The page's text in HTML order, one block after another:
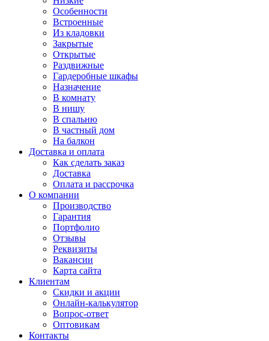
Особенности
Встроенные
Из кладовки
Закрытые
Открытые
Раздвижные
Гардеробные шкафы
Назначение
В комнату
В нишу
В спальню
В частный дом
На балкон
Доставка и оплата
Как сделать заказ
Доставка
Оплата и рассрочка
О компании
Производство
Гарантия
Портфолио
Отзывы
Реквизиты
Вакансии
Карта сайта
Клиентам
Скидки и акции
Онлайн-калькулятор
Вопрос-ответ
Оптовикам
Контакты